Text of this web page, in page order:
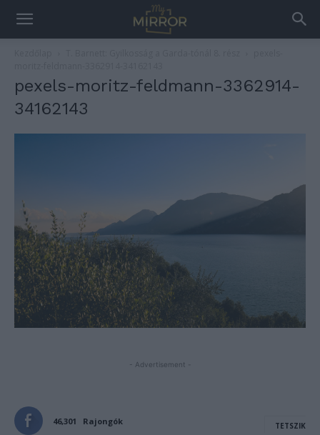
pexels-moritz-feldmann-3362914-
34162143
- Advertisement -
46,301 Rajongók TETSZIK